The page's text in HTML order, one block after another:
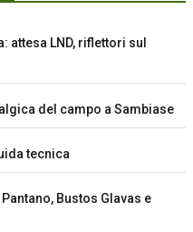
attesa LND, riflettori sul
del campo a Sambiase
tecnica
Bustos Glavas e